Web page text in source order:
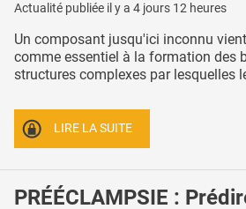
Actualité publiée il y a 4 jours 12 heures
Un composant jusqu'ici inconnu
comme essentiel à la formation des
structures complexes par lesquelles
LIRE LA SUITE
PRÉÉCLAMPSIE :